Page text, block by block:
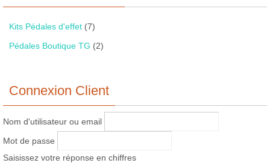
Kits Pédales d'effet (7)
Pédales Boutique TG (2)
Connexion Client
Nom d'utilisateur ou email
Mot de passe
Saisissez votre réponse en chiffres